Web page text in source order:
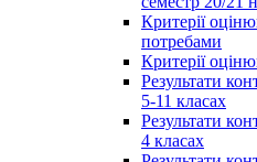
Критерії
потребами
Критерії
Результати
5-11 класах
Результати
4 класах